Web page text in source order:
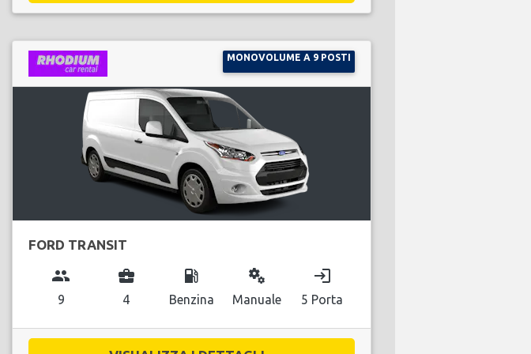
MONOVOLUME A 9 POSTI
FORD TRANSIT
group
9
business_center
4
local_gas_station
Benzina
miscellaneous_services
Manuale
login
5 Porta